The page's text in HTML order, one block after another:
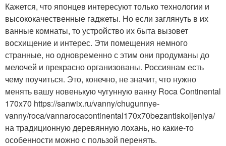
Кажется, что японцев интересуют только технологии и
высококачественные гаджеты. Но если заглянуть в их
ванные комнаты, то устройство их быта вызовет
восхищение и интерес. Эти помещения немного
странные, но одновременно с этим они продуманы до
мелочей и прекрасно организованы. Россиянам есть
чему поучиться. Это, конечно, не значит, что нужно
менять вашу новенькую чугунную ванну Roca Continental
170x70 https://sanwix.ru/vanny/chugunnye-
vanny/roca/vannarocacontinental170x70bezantiskoljeniya/
на традиционную деревянную лохань, но какие-то
особенности можно с пользой перенять.